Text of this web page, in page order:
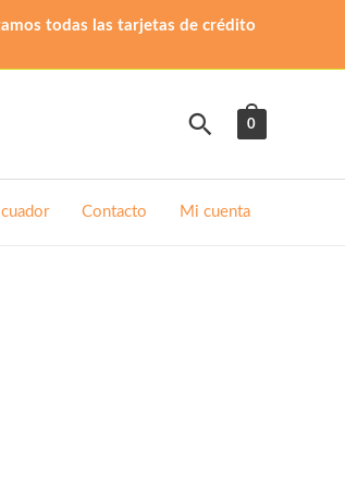
todas las tarjetas de crédito
Buscar
0
Contacto Mi cuenta